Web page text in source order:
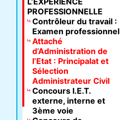
PROFESSIONNELLE
Contrôleur du travail :
Examen professionnel
Attaché
d’Administration de
l’Etat : Principalat et
Sélection
Administrateur Civil
Concours I.E.T.
externe, interne et
3ème voie